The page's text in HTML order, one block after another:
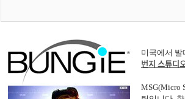
미국에서
번지 스튜
MSG(Micro